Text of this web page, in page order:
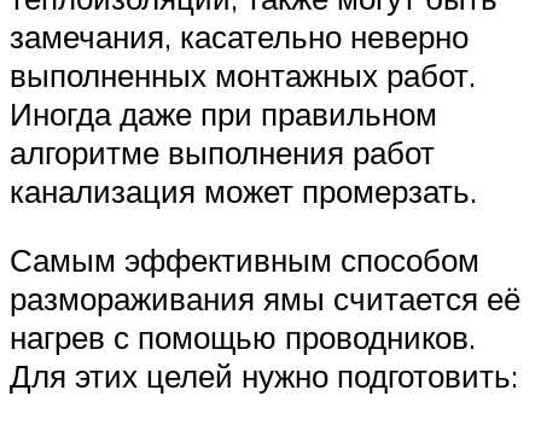
замечания, касательно неверно
выполненных монтажных работ.
Иногда даже при правильном
алгоритме выполнения работ
канализация может промерзать.
Самым эффективным способом
размораживания ямы считается её
нагрев с помощью проводников.
Для этих целей нужно подготовить: